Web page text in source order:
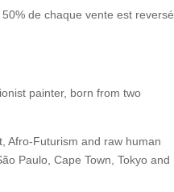
de chaque vente est reversé
painter, born from two
Afro-Futurism and raw human
Paulo, Cape Town, Tokyo and